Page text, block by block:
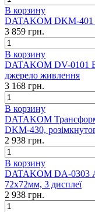
В корзину
DATAKOM DKM-401
3 859 грн.
В корзину
DATAKOM DV-0101
джерело живлення
3 168 грн.
В корзину
DATAKOM
DKM-430,
2 938 грн.
В корзину
DATAKOM DA-0303
72x72мм, 3 дисплеї
2 938 грн.